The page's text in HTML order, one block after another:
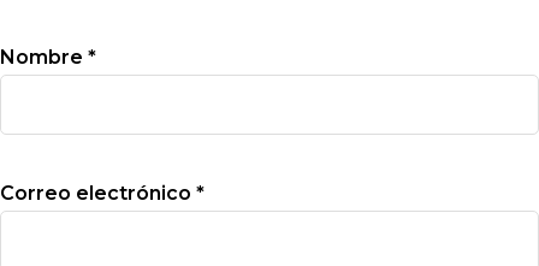
Nombre *
Correo electrónico *